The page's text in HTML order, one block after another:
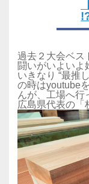
過去２大会ベス
闘いがいよいよ
いきなり “最推
の時はyoutube
んが、工場へ行
広島県代表の「